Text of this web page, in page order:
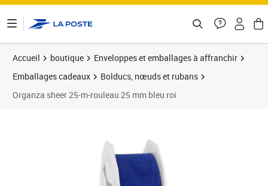
Accueil boutique
Enveloppes et emballages à affranchir
Emballages cadeaux
Bolducs, nœuds et rubans
Organza sheer 25-m-rouleau 25 mm bleu roi